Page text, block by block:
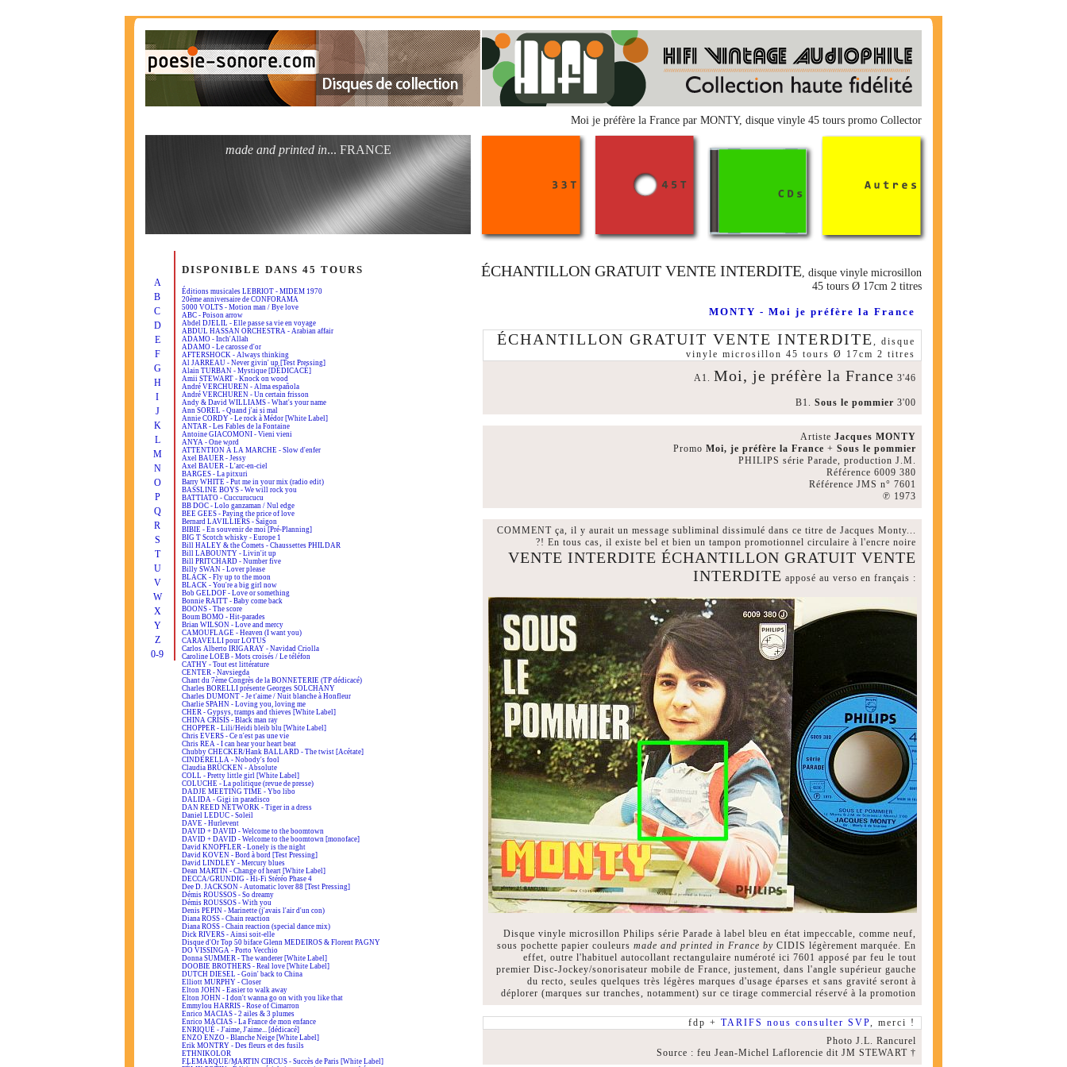
Moi je préfère la France par MONTY, disque vinyle 45 tours promo Collector
made and printed in... FRANCE
A
B
C
D
E
F
G
H
I
J
K
L
M
N
O
P
Q
R
S
T
U
V
W
X
Y
Z
0-9
DISPONIBLE DANS 45 TOURS
Éditions musicales LEBRIOT - MIDEM 1970
20ème anniversaire de CONFORAMA
5000 VOLTS - Motion man / Bye love
ABC - Poison arrow
Abdel DJELIL - Elle passe sa vie en voyage
ABDUL HASSAN ORCHESTRA - Arabian affair
ADAMO - Inch'Allah
ADAMO - Le carosse d'or
AFTERSHOCK - Always thinking
Al JARREAU - Never givin' up [Test Pressing]
Alain TURBAN - Mystique [DÉDICACÉ]
Amii STEWART - Knock on wood
André VERCHUREN - Alma española
André VERCHUREN - Un certain frisson
Andy & David WILLIAMS - What's your name
Ann SOREL - Quand j'ai si mal
Annie CORDY - Le rock à Médor [White Label]
ANTAR - Les Fables de la Fontaine
Antoine GIACOMONI - Vieni vieni
ANYA - One word
ATTENTION À LA MARCHE - Slow d'enfer
Axel BAUER - Jessy
Axel BAUER - L'arc-en-ciel
BARGES - La pitxuri
Barry WHITE - Put me in your mix (radio edit)
BASSLINE BOYS - We will rock you
BATTIATO - Cuccurucucu
BB DOC - Lolo ganzaman / Nul edge
BEE GEES - Paying the price of love
Bernard LAVILLIERS - Saïgon
BIBIE - En souvenir de moi [Pré-Planning]
BIG T Scotch whisky - Europe 1
Bill HALEY & the Comets - Chaussettes PHILDAR
Bill LABOUNTY - Livin'it up
Bill PRITCHARD - Number five
Billy SWAN - Lover please
BLACK - Fly up to the moon
BLACK - You're a big girl now
Bob GELDOF - Love or something
Bonnie RAITT - Baby come back
BOONS - The score
Boum BOMO - Hit-parades
Brian WILSON - Love and mercy
CAMOUFLAGE - Heaven (I want you)
CARAVELLI pour LOTUS
Carlos Alberto IRIGARAY - Navidad Criolla
Caroline LOEB - Mots croisés / Le téléfon
CATHY - Tout est littérature
CENTER - Navsiegda
Chant du 7ème Congrès de la BONNETERIE (TP dédicacé)
Charles BORELLI présente Georges SOLCHANY
Charles DUMONT - Je t'aime / Nuit blanche à Honfleur
Charlie SPAHN - Loving you, loving me
CHER - Gypsys, tramps and thieves [White Label]
CHINA CRISIS - Black man ray
CHOPPER - Lili/Heidi bleib blu [White Label]
Chris EVERS - Ce n'est pas une vie
Chris REA - I can hear your heart beat
Chubby CHECKER/Hank BALLARD - The twist [Acétate]
CINDERELLA - Nobody's fool
Claudia BRÜCKEN - Absolute
COLL - Pretty little girl [White Label]
COLUCHE - La politique (revue de presse)
DADJE MEETING TIME - Ybo libo
DALIDA - Gigi in paradisco
DAN REED NETWORK - Tiger in a dress
Daniel LEDUC - Soleil
DAVE - Hurlevent
DAVID + DAVID - Welcome to the boomtown
DAVID + DAVID - Welcome to the boomtown [monoface]
David KNOPFLER - Lonely is the night
David KOVEN - Bord à bord [Test Pressing]
David LINDLEY - Mercury blues
Dean MARTIN - Change of heart [White Label]
DECCA/GRUNDIG - Hi-Fi Stéréo Phase 4
Dee D. JACKSON - Automatic lover 88 [Test Pressing]
Démis ROUSSOS - So dreamy
Démis ROUSSOS - With you
Denis PEPIN - Marinette (j'avais l'air d'un con)
Diana ROSS - Chain reaction
Diana ROSS - Chain reaction (special dance mix)
Dick RIVERS - Ainsi soit-elle
Disque d'Or Top 50 biface Glenn MEDEIROS & Florent PAGNY
DO VISSINGA - Porto Vecchio
Donna SUMMER - The wanderer [White Label]
DOOBIE BROTHERS - Real love [White Label]
DUTCH DIESEL - Goin' back to China
Elliott MURPHY - Closer
Elton JOHN - Easier to walk away
Elton JOHN - I don't wanna go on with you like that
Emmylou HARRIS - Rose of Cimarron
Enrico MACIAS - 2 ailes & 3 plumes
Enrico MACIAS - La France de mon enfance
ENRIQUÉ - J'aime, J'aime... [dédicacé]
ENZO ENZO - Blanche Neige [White Label]
Erik MONTRY - Des fleurs et des fusils
ETHNIKOLOR
F.LEMARQUE/MARTIN CIRCUS - Succès de Paris [White Label]
ÉCHANTILLON GRATUIT VENTE INTERDITE, disque vinyle microsillon
45 tours Ø 17cm 2 titres
MONTY - Moi je préfère la France
ÉCHANTILLON GRATUIT VENTE INTERDITE, disque
vinyle microsillon 45 tours Ø 17cm 2 titres
A1. Moi, je préfère la France 3'46
B1. Sous le pommier 3'00
Artiste Jacques MONTY
Promo Moi, je préfère la France + Sous le pommier
PHILIPS série Parade, production J.M.
Référence 6009 380
Référence JMS n° 7601
℗ 1973
COMMENT ça, il y aurait un message subliminal dissimulé dans ce titre de Jacques Monty...
?! En tous cas, il existe bel et bien un tampon promotionnel circulaire à l'encre noire
VENTE INTERDITE ÉCHANTILLON GRATUIT VENTE
INTERDITE apposé au verso en français :
Disque vinyle microsillon Philips série Parade à label bleu en état impeccable, comme neuf,
sous pochette papier couleurs made and printed in France by CIDIS légèrement marquée. En
effet, outre l'habituel autocollant rectangulaire numéroté ici 7601 apposé par feu le tout
premier Disc-Jockey/sonorisateur mobile de France, justement, dans l'angle supérieur gauche
du recto, seules quelques très légères marques d'usage éparses et sans gravité seront à
déplorer (marques sur tranches, notamment) sur ce tirage commercial réservé à la promotion
fdp + TARIFS nous consulter SVP, merci !
Photo J.L. Rancurel
Source : feu Jean-Michel Laflorencie dit JM STEWART †